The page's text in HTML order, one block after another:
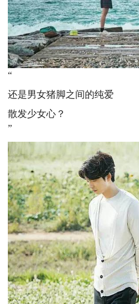
“
还是男女猪脚之间的纯爱
散发少女心？
”